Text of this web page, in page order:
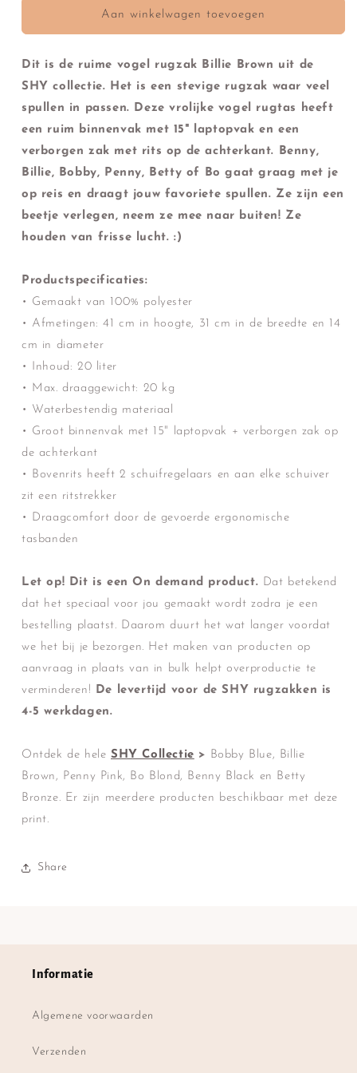
Billie
Rugzak
Billie
Aan winkelwagen toevoegen
Dit is de ruime vogel rugzak Billie Brown uit de
SHY collectie. Het is een stevige rugzak waar veel
spullen in passen. Deze vrolijke vogel rugtas heeft
een ruim binnenvak met 15" laptopvak en een
verborgen zak met rits op de achterkant. Benny,
Billie, Bobby, Penny, Betty of Bo gaat graag met je
op reis en draagt jouw favoriete spullen. Ze zijn een
beetje verlegen, neem ze mee naar buiten! Ze
houden van frisse lucht. :)
Productspecificaties:
• Gemaakt van 100% polyester
• Afmetingen: 41 cm in hoogte, 31 cm in de breedte en 14
cm in diameter
• Inhoud: 20 liter
• Max. draaggewicht: 20 kg
• Waterbestendig materiaal
• Groot binnenvak met 15" laptopvak + verborgen zak op
de achterkant
• Bovenrits heeft 2 schuifregelaars en aan elke schuiver
zit een ritstrekker
• Draagcomfort door de gevoerde ergonomische
tasbanden
Let op! Dit is een On demand product. Dat betekend
dat het speciaal voor jou gemaakt wordt zodra je een
bestelling plaatst. Daarom duurt het wat langer voordat
we het bij je bezorgen. Het maken van producten op
aanvraag in plaats van in bulk helpt overproductie te
verminderen!
De levertijd voor de SHY rugzakken is
4-5 werkdagen.
Ontdek de hele SHY Collectie > Bobby Blue, Billie
Brown, Penny Pink, Bo Blond, Benny Black en Betty
Bronze. Er zijn meerdere producten beschikbaar met deze
print.
Share
Informatie
Algemene voorwaarden
Verzenden